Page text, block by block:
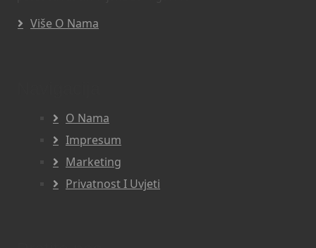
Više O Nama
O Nama
Impresum
Marketing
Privatnost I Uvjeti